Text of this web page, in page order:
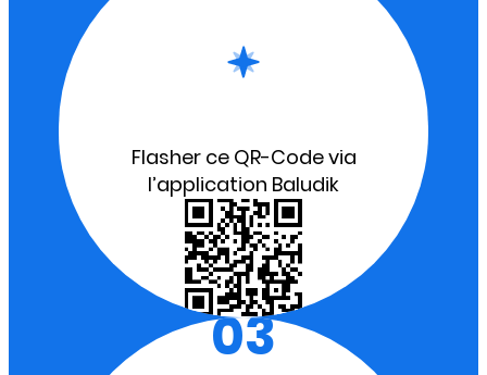
Flasher ce QR-Code via
l’application Baludik
03